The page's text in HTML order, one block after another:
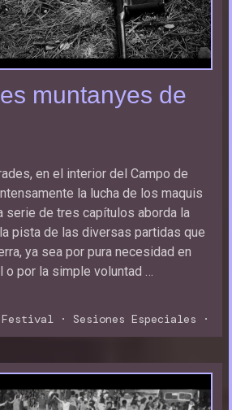
muntanyes de
en el interior del Campo de
la lucha de los maquis
serie de tres capítulos aborda la
pista de las diversas partidas que
ya sea por pura necesidad en
o por la simple voluntad …
Festival · Sesiones Especiales ·